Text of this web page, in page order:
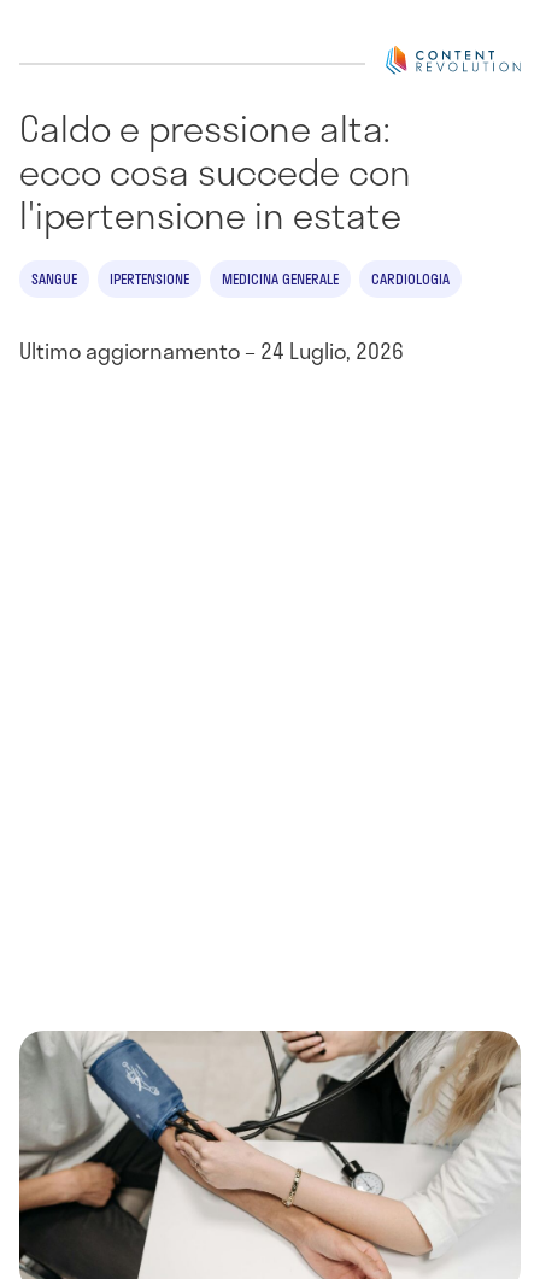
Caldo e pressione alta:
ecco cosa succede con
l'ipertensione in estate
SANGUE IPERTENSIONE MEDICINA GENERALE CARDIOLOGIA
Ultimo aggiornamento – 24 Luglio, 2026